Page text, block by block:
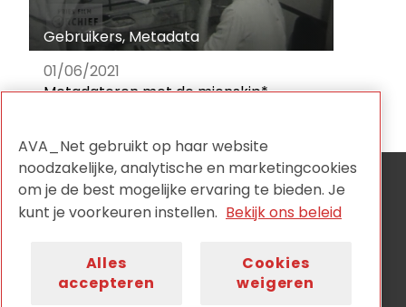
Gebruikers,Metadata
01/06/2021
Metadateren met de mienskip*
AVA_NET is de onafhankelijke netwerkorganisatie voor
audiovisuele collectiehouders en wordt aangestuurd
door:
AVA_Net gebruikt op haar website
noodzakelijke, analytische en marketingcookies
om je de best mogelijke ervaring te bieden. Je
kunt je voorkeuren instellen. Bekijk ons beleid
Alles
accepteren
Cookies
weigeren